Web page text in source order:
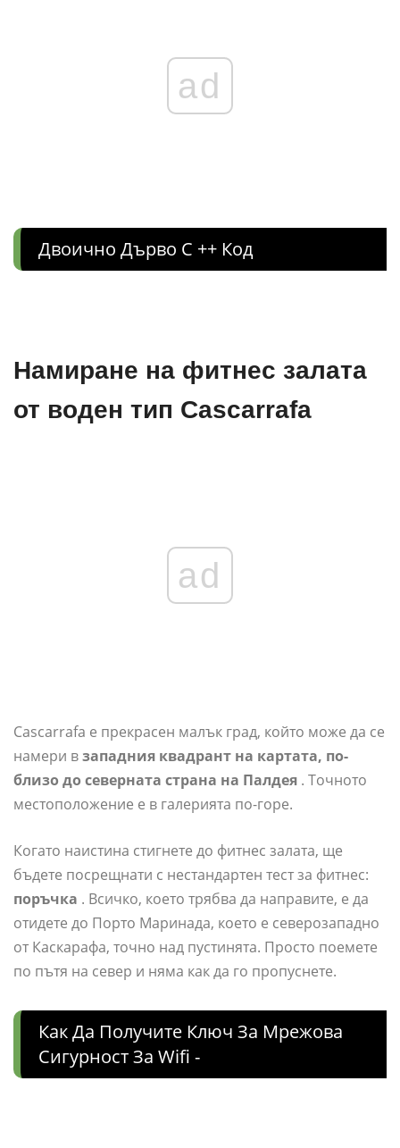
ad
Двоично Дърво C ++ Код
Намиране на фитнес залата
от воден тип Cascarrafa
ad
Cascarrafa е прекрасен малък град, който може да се
намери взападния квадрант на картата, по-
близо до северната страна на Палдея . Точното
местоположение е в галерията по-горе.
Когато наистина стигнете до фитнес залата, ще
бъдете посрещнати с нестандартен тест за фитнес:
поръчка . Всичко, което трябва да направите, е да
отидете до Порто Маринада, което е северозападно
от Каскарафа, точно над пустинята. Просто поемете
по пътя на север и няма как да го пропуснете.
Как Да Получите Ключ За Мрежова
Сигурност За Wifi -